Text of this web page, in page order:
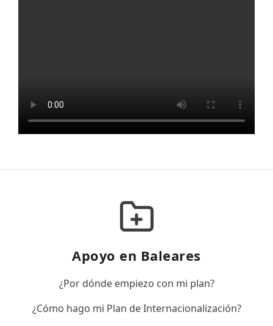
Apoyo en Baleares
¿Por dónde empiezo con mi plan?
¿Cómo hago mi Plan de Internacionalización?